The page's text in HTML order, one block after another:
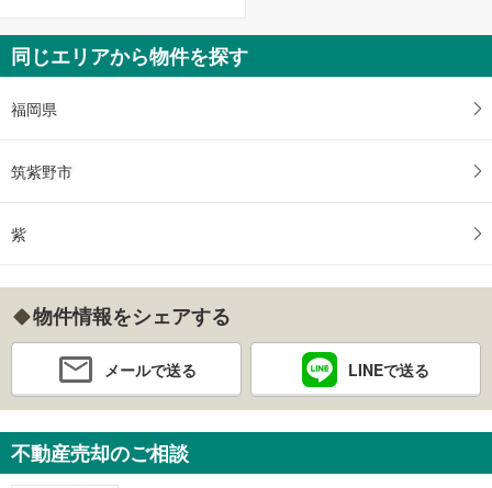
同じエリアから物件を探す
福岡県
筑紫野市
紫
物件情報をシェアする
メールで送る LINEで送る
不動産売却のご相談